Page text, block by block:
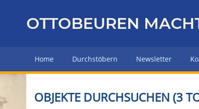
z
r
OTTOBEUREN
Home Durchstöbern Newsletter
OBJEKTE DURCHSUCHEN (3